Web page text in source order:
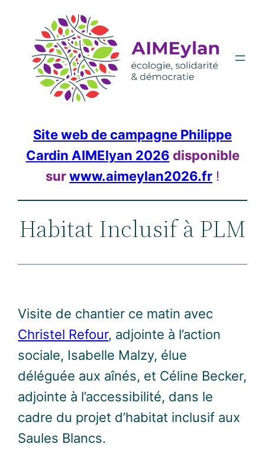
contenu
Site web de campagne Philippe
Cardin AIMElyan 2026 disponible
surwww.aimeylan2026.fr !
Habitat Inclusif à PLM
Visite de chantier ce matin avec
Christel Refour, adjointe à l’action
sociale, Isabelle Malzy, élue
déléguée aux aînés, et Céline Becker,
adjointe à l’accessibilité, dans le
cadre du projet d’habitat inclusif aux
Saules Blancs.